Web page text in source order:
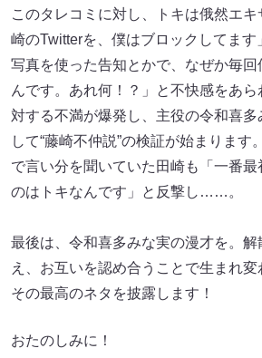
このタレコミに対し、トキは俄然エキ
崎のTwitterを、僕はブロックしてます
写真を使った告知とかで、なぜか毎回
んです。あれ何！？」と不快感をあ
対する不満が爆発し、主役の令和喜
して“藤崎不仲説”の検証が始まります
で言い分を聞いていた田崎も「一番
のはトキなんです」と反撃し……。
最後は、令和喜多みな実の漫才を。解
え、お互いを認め合うことで生まれ変
その最高のネタを披露します！
おたのしみに！